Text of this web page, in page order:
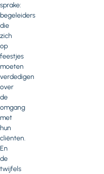
sprake:
begeleiders
die
zich
op
feestjes
moeten
verdedigen
over
de
omgang
met
hun
cliënten.
En
de
twijfels